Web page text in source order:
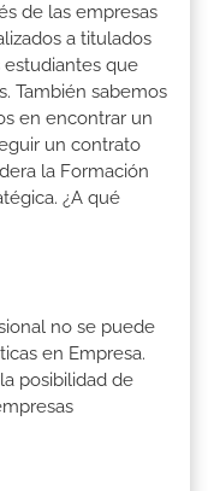
de las empresas
a titulados
estudiantes que
También sabemos
en encontrar un
un contrato
la Formación
¿A qué
no se puede
en Empresa.
posibilidad de